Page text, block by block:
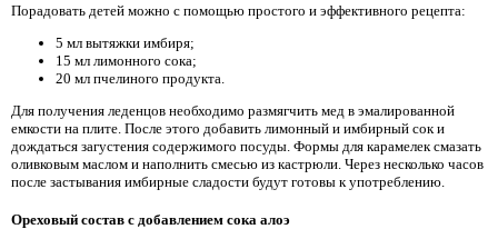
Порадовать детей можно с помощью простого и эффективного рецепта:
5 мл вытяжки имбиря;
15 мл лимонного сока;
20 мл пчелиного продукта.
Для получения леденцов необходимо размягчить мед в эмалированной
емкости на плите. После этого добавить лимонный и имбирный сок и
дождаться загустения содержимого посуды. Формы для карамелек смазать
оливковым маслом и наполнить смесью из кастрюли. Через несколько часов
после застывания имбирные сладости будут готовы к употреблению.
Ореховый состав с добавлением сока алоэ